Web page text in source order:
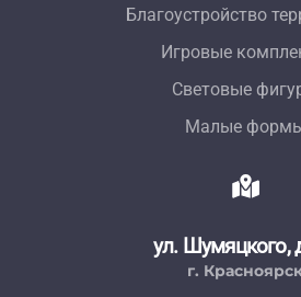
Благоустройство
Игровые
Световые
Малые
ул. Шумяцкого,
г.